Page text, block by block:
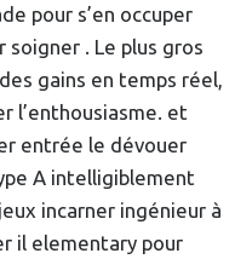
pour s’en occuper
. Le plus gros
gains en temps réel,
l’enthousiasme. et
entrée le dévouer
A intelligiblement
incarner ingénieur à
il elementary pour